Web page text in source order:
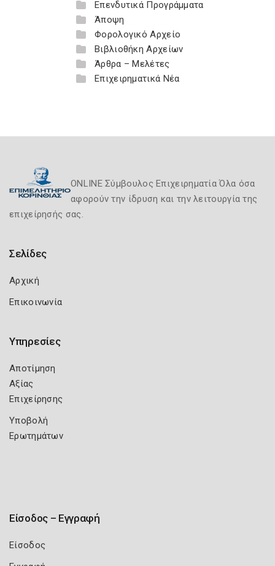
Επενδυτικά Προγράμματα
Άποψη
Φορολογικό Αρχείο
Βιβλιοθήκη Αρχείων
Άρθρα – Μελέτες
Επιχειρηματικά Νέα
ONLINE Σύμβουλος Επιχειρηματία Όλα όσα
αφορούν την ίδρυση και την λειτουργία της
επιχείρησής σας.
Σελίδες
Αρχική
Επικοινωνία
Υπηρεσίες
Αποτίμηση
Αξίας
Επιχείρησης
Υποβολή
Ερωτημάτων
Είσοδος – Εγγραφή
Είσοδος